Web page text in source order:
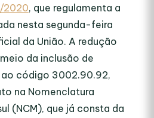
2020, que regulamenta a
nesta segunda-feira
da União. A redução
da inclusão de
código 3002.90.92,
na Nomenclatura
(NCM), que já consta da